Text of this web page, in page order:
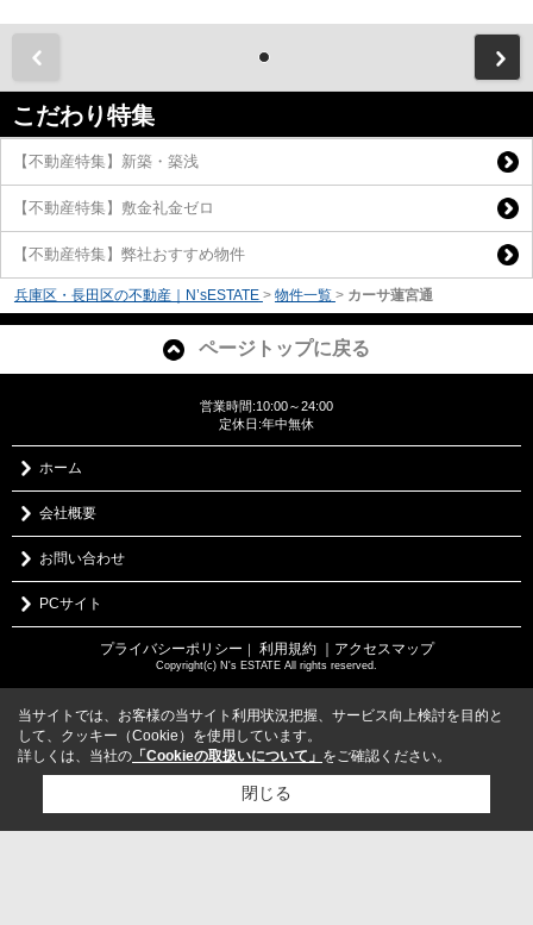
こだわり特集
【不動産特集】新築・築浅
【不動産特集】敷金礼金ゼロ
【不動産特集】弊社おすすめ物件
兵庫区・長田区の不動産｜N’sESTATE > 物件一覧 > カーサ蓮宮通
ページトップに戻る
営業時間:10:00～24:00
定休日:年中無休
ホーム
会社概要
お問い合わせ
PCサイト
プライバシーポリシー 利用規約 ｜アクセスマップ
Copyright(c) N's ESTATE All rights reserved.
当サイトでは、お客様の当サイト利用状況把握、サービス向上検討を目的と
して、クッキー（Cookie）を使用しています。
詳しくは、当社の 「Cookieの取扱いについて」 をご確認ください。
閉じる